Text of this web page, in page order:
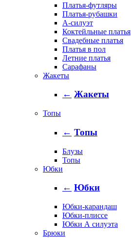
Платья-футляры
Платья-рубашки
А-силуэт
Коктейльные платья
Свадебные платья
Платья в пол
Летние платья
Сарафаны
Жакеты
← Жакеты
Топы
← Топы
Блузы
Топы
Юбки
← Юбки
Юбки-карандаш
Юбки-плиссе
Юбки А силуэта
Брюки